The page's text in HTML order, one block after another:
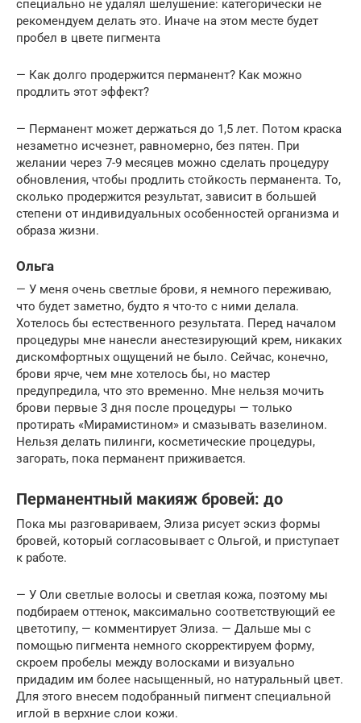
специально не удалял шелушение: категорически не
рекомендуем делать это. Иначе на этом месте будет
пробел в цвете пигмента
— Как долго продержится перманент? Как можно
продлить этот эффект?
— Перманент может держаться до 1,5 лет. Потом краска
незаметно исчезнет, равномерно, без пятен. При
желании через 7-9 месяцев можно сделать процедуру
обновления, чтобы продлить стойкость перманента. То,
сколько продержится результат, зависит в большей
степени от индивидуальных особенностей организма и
образа жизни.
Ольга
— У меня очень светлые брови, я немного переживаю,
что будет заметно, будто я что-то с ними делала.
Хотелось бы естественного результата. Перед началом
процедуры мне нанесли анестезирующий крем, никаких
дискомфортных ощущений не было. Сейчас, конечно,
брови ярче, чем мне хотелось бы, но мастер
предупредила, что это временно. Мне нельзя мочить
брови первые 3 дня после процедуры — только
протирать «Мирамистином» и смазывать вазелином.
Нельзя делать пилинги, косметические процедуры,
загорать, пока перманент приживается.
Перманентный макияж бровей: до
Пока мы разговариваем, Элиза рисует эскиз формы
бровей, который согласовывает с Ольгой, и приступает
к работе.
— У Оли светлые волосы и светлая кожа, поэтому мы
подбираем оттенок, максимально соответствующий ее
цветотипу, — комментирует Элиза. — Дальше мы с
помощью пигмента немного скорректируем форму,
скроем пробелы между волосками и визуально
придадим им более насыщенный, но натуральный цвет.
Для этого внесем подобранный пигмент специальной
иглой в верхние слои кожи.